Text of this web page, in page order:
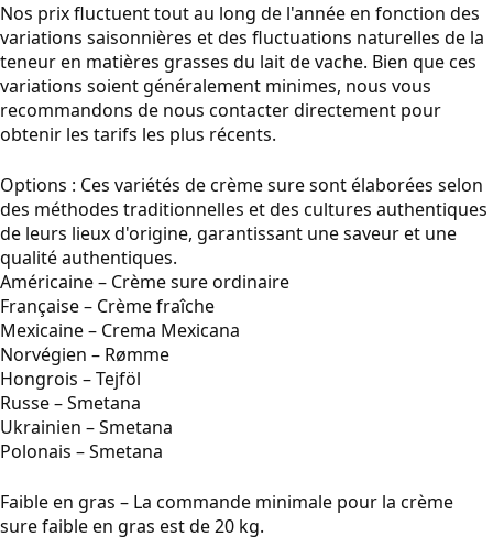
Nos prix fluctuent tout au long de l'année en fonction des
variations saisonnières et des fluctuations naturelles de la
teneur en matières grasses du lait de vache. Bien que ces
variations soient généralement minimes, nous vous
recommandons de nous contacter directement pour
obtenir les tarifs les plus récents.
Options : Ces variétés de crème sure sont élaborées selon
des méthodes traditionnelles et des cultures authentiques
de leurs lieux d'origine, garantissant une saveur et une
qualité authentiques.
Américaine – Crème sure ordinaire
Française – Crème fraîche
Mexicaine – Crema Mexicana
Norvégien – Rømme
Hongrois – Tejföl
Russe – Smetana
Ukrainien – Smetana
Polonais – Smetana
Faible en gras – La commande minimale pour la crème
sure faible en gras est de 20 kg.